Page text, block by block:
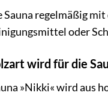
Sauna regelmäßig
oder
wird für die
»Nikki« wird aus